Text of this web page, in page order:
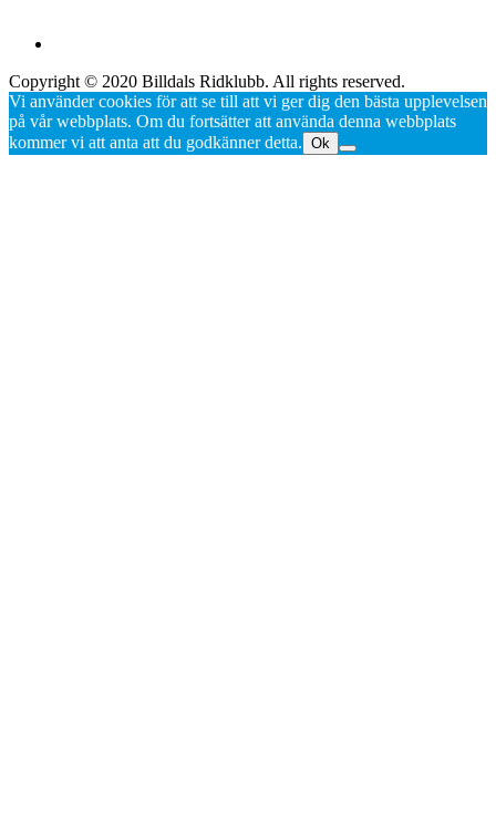
Copyright © 2020 Billdals Ridklubb. All rights reserved.
Vi använder cookies för att se till att vi ger dig den bästa upplevelsen
på vår webbplats. Om du fortsätter att använda denna webbplats
kommer vi att anta att du godkänner detta. Ok